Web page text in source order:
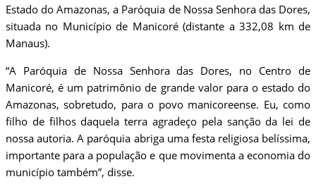
Estado do Amazonas, a Paróquia de Nossa Senhora das Dores,
situada no Município de Manicoré (distante a 332,08 km de
Manaus).
“A Paróquia de Nossa Senhora das Dores, no Centro de
Manicoré, é um patrimônio de grande valor para o estado do
Amazonas, sobretudo, para o povo manicoreense. Eu, como
filho de filhos daquela terra agradeço pela sanção da lei de
nossa autoria. A paróquia abriga uma festa religiosa belíssima,
importante para a população e que movimenta a economia do
município também”, disse.